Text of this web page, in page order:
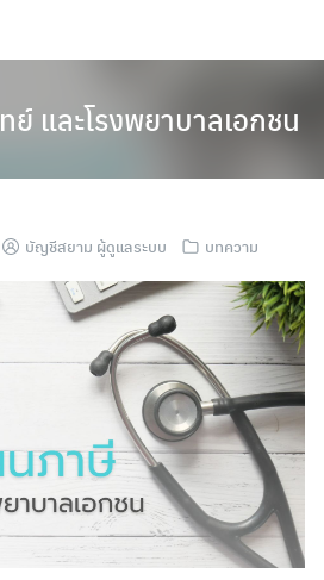
และโรงพยาบาลเอกชน
บัญชีสยาม ผู้ดูแลระบบ บทความ